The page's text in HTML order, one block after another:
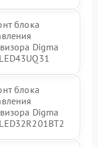
блока
Digma
блока
Digma